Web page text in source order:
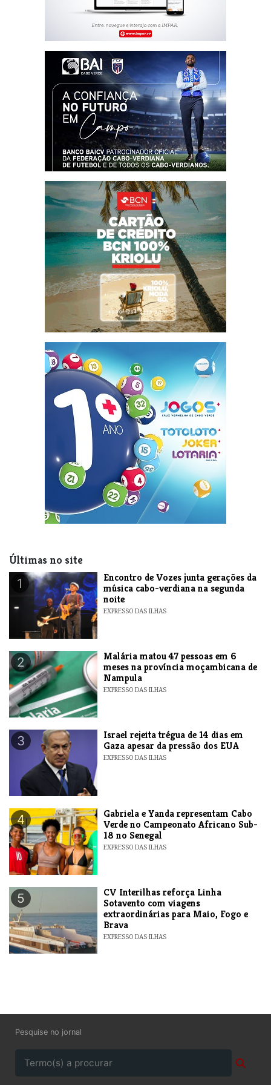
Últimas no site
1
Encontro de Vozes junta gerações da
música cabo-verdiana na segunda
noite
EXPRESSO DAS ILHAS
2
​Malária matou 47 pessoas em 6
meses na província moçambicana de
Nampula
EXPRESSO DAS ILHAS
3
​Israel rejeita trégua de 14 dias em
Gaza apesar da pressão dos EUA
EXPRESSO DAS ILHAS
4
Gabriela e Yanda representam Cabo
Verde no Campeonato Africano Sub-
18 no Senegal
EXPRESSO DAS ILHAS
5
​CV Interilhas reforça Linha
Sotavento com viagens
extraordinárias para Maio, Fogo e
Brava
EXPRESSO DAS ILHAS
Pesquise no jornal